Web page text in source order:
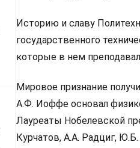
Историю и славу
государственного
которые в нем
Мировое признание
А.Ф. Иоффе основал
Лауреаты Нобелевской
Курчатов, А.А. Радциг,